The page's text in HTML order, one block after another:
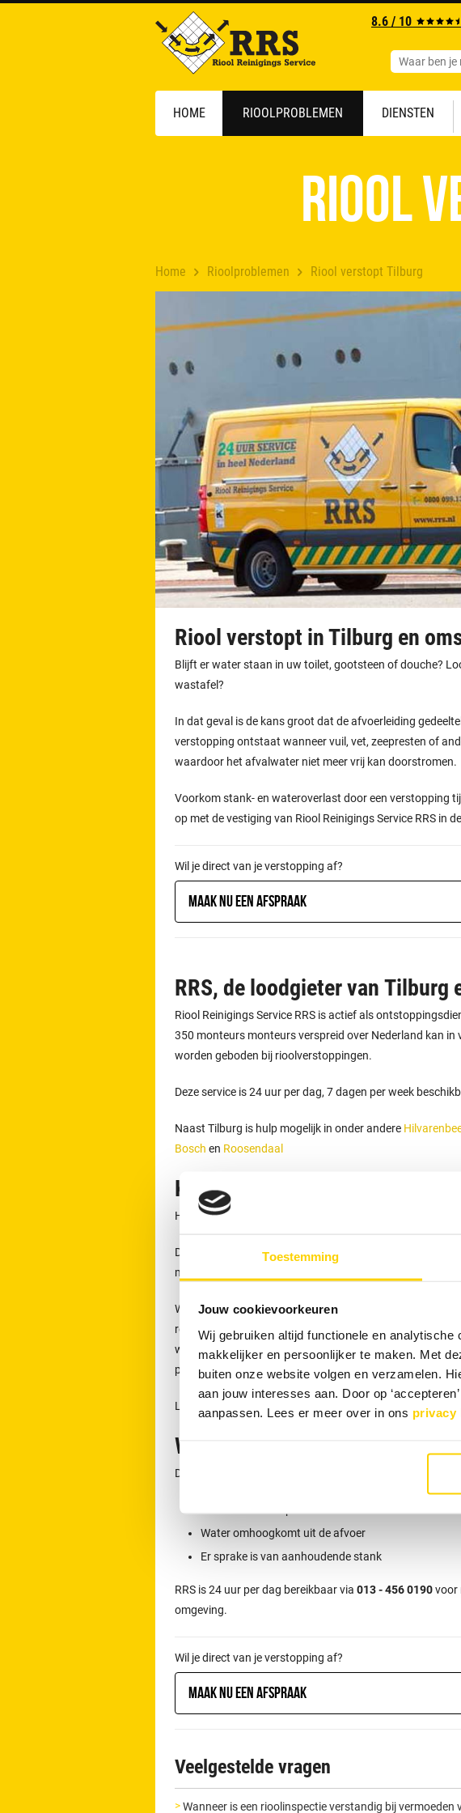
Toestemming
Jouw cookievoorkeuren
Wij gebruiken altijd functionele en
makkelijker en persoonlijker te maken. Met
buiten onze website volgen en verzamelen.
aan jouw interesses aan. Door op
aanpassen. Lees er meer over in ons privacy
8.6 / 10
HOME RIOOLPROBLEMEN DIENSTEN
Home Rioolproblemen Riool verstopt Tilburg
Riool
Riool verstopt in Tilburg en
Blijft er water staan in uw toilet, gootsteen of douche?
wastafel?
In dat geval is de kans groot dat de afvoerleiding
verstopping ontstaat wanneer vuil, vet, zeepresten of
waardoor het afvalwater niet meer vrij kan doorstromen.
Voorkom stank- en wateroverlast door een verstopping
op met de vestiging van Riool Reinigings Service RRS in
Wil je direct van je verstopping af?
Maak nu een afspraak
RRS, de loodgieter van Tilburg
Riool Reinigings Service RRS is actief als
350 monteurs monteurs verspreid over Nederland kan in
worden geboden bij rioolverstoppingen.
Deze service is 24 uur per dag, 7 dagen per week
Naast Tilburg is hulp mogelijk in onder andere
Bosch en Roosendaal
Kosten ontstoppingsbedrijf
Het starttarief bedraagt € 149,- inclusief BTW.
Dit tarief geldt voor het eerste half uur en is inclusief
materieel. In 85 % van de gevallen kan de verstopping
Wanneer de werkzaamheden langer duren, wordt €
rekening gebracht. De genoemde bedragen zijn exclusief
weekendtoeslagen. De prijzen gelden voor particulieren.
plaats.
Lees meer over onze tarieven, garantie en geen succes,
Wanneer direct contact
Direct contact is aan te raden wanneer:
Water omhoogkomt uit de afvoer
Er sprake is van aanhoudende stank
RRS is 24 uur per dag bereikbaar via 013 - 456 0190voor
omgeving.
Wil je direct van je verstopping af?
Maak nu een afspraak
Veelgestelde vragen
Wanneer is een rioolinspectie verstandig bij vermoeden